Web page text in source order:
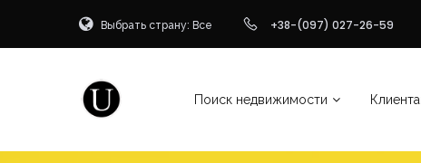
Выбрать страну: Все +38-(097) 027-26-59
Поиск недвижимости